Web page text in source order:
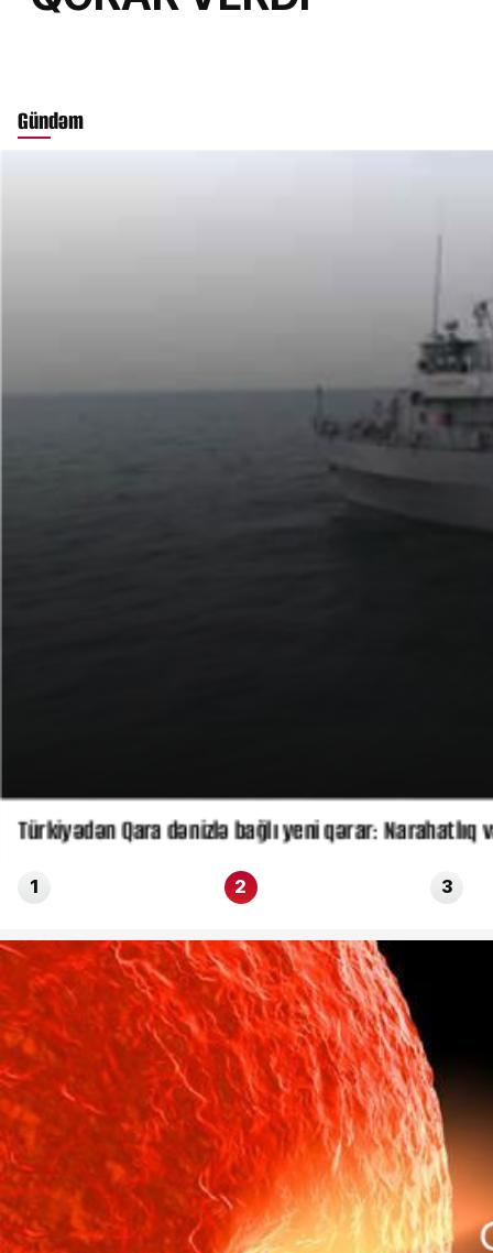
Gündəm
Türkiyədən Qara dənizlə bağlı yeni qərar: Narahatlıq
1 2 3